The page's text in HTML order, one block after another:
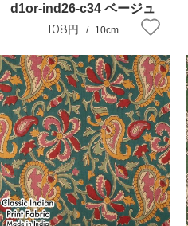
d1or-ind26-c34 ベージュ
108円 10cm